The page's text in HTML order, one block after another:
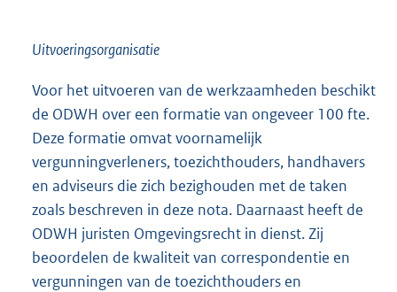
Uitvoeringsorganisatie
Voor het uitvoeren van de werkzaamheden beschikt
de ODWH over een formatie van ongeveer 100 fte.
Deze formatie omvat voornamelijk
vergunningverleners, toezichthouders, handhavers
en adviseurs die zich bezighouden met de taken
zoals beschreven in deze nota. Daarnaast heeft de
ODWH juristen Omgevingsrecht in dienst. Zij
beoordelen de kwaliteit van correspondentie en
vergunningen van de toezichthouders en